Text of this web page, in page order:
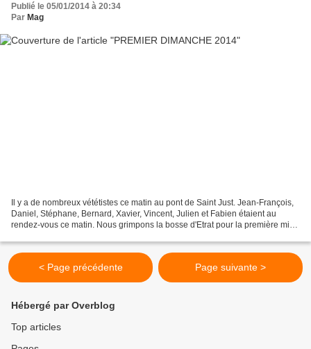
Publié le 05/01/2014 à 20:34
Par Mag
Il y a de nombreux vététistes ce matin au pont de Saint Just. Jean-François,
Daniel, Stéphane, Bernard, Xavier, Vincent, Julien et Fabien étaient au
rendez-vous ce matin. Nous grimpons la bosse d'Etrat pour la première mise
< Page précédente Page suivante >
Hébergé par Overblog
Top articles